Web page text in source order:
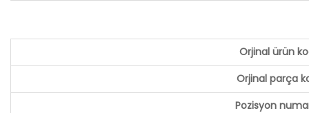
Orjinal ürün
Orjinal parça
Pozisyon